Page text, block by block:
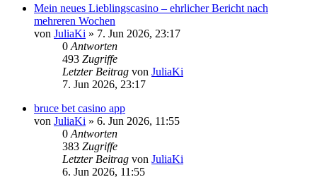
Mein neues Lieblingscasino – ehrlicher Bericht nach
mehreren Wochen
von JuliaKi » 7. Jun 2026, 23:17
0Antworten
493 Zugriffe
Letzter Beitrag von JuliaKi
7. Jun 2026, 23:17
bruce bet casino app
von JuliaKi » 6. Jun 2026, 11:55
0Antworten
383 Zugriffe
Letzter Beitrag von JuliaKi
6. Jun 2026, 11:55